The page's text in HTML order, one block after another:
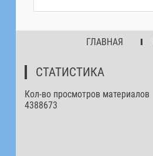
ГЛАВНАЯ
СТАТИСТИКА
Кол-во просмотров материалов
4388673